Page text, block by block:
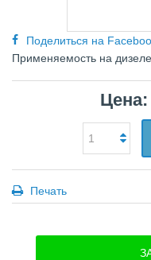
Поделиться на
Примeняeмocть нa
Цена:
Печать